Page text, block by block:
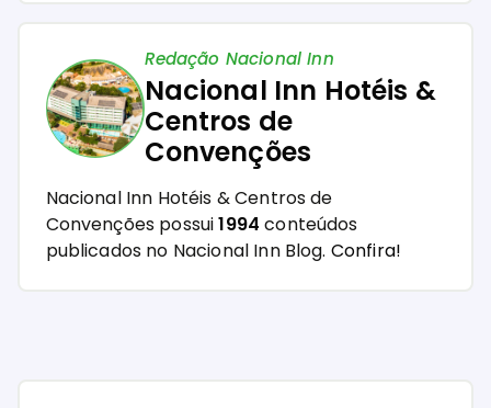
Redação Nacional Inn
Nacional Inn Hotéis &
Centros de
Convenções
Nacional Inn Hotéis & Centros de
Convenções possui1994 conteúdos
publicados no Nacional Inn Blog. Confira!